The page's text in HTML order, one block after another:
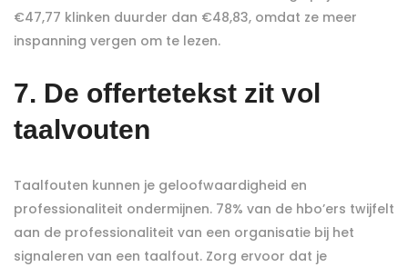
€47,77 klinken duurder dan €48,83, omdat ze meer
inspanning vergen om te lezen.
7. De offertetekst zit vol
taalvouten
Taalfouten kunnen je geloofwaardigheid en
professionaliteit ondermijnen. 78% van de hbo’ers twijfelt
aan de professionaliteit van een organisatie bij het
signaleren van een taalfout. Zorg ervoor dat je